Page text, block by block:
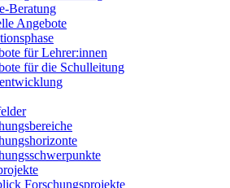
Beratung
Angebote
für Lehrer:innen
für die Schulleitung
Forschungsprojekte